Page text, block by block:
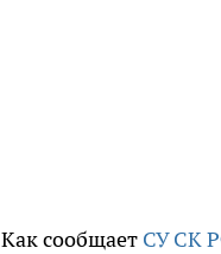
Как сообщает СУ СК